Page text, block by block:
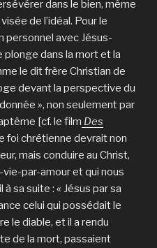
dans le bien, même
de l’idéal. Pour le
personnel avec Jésus-
plonge dans la mort et la
le dit frère Christian de
devant la perspective du
», non seulement par
[cf. le film Des
foi chrétienne devrait non
mais conduire au Christ,
par-amour et qui nous
sa suite : « Jésus par sa
celui qui possédait le
le diable, et il a rendu
de la mort, passaient